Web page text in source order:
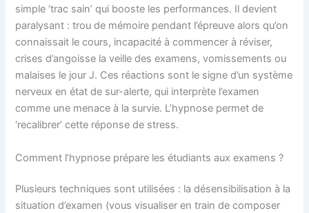
simple ‘trac sain’ qui booste les performances. Il devient
paralysant : trou de mémoire pendant l’épreuve alors qu’on
connaissait le cours, incapacité à commencer à réviser,
crises d’angoisse la veille des examens, vomissements ou
malaises le jour J. Ces réactions sont le signe d’un système
nerveux en état de sur-alerte, qui interprète l’examen
comme une menace à la survie. L’hypnose permet de
‘recalibrer’ cette réponse de stress.
Comment l’hypnose prépare les étudiants aux examens ?
Plusieurs techniques sont utilisées : la désensibilisation à la
situation d’examen (vous visualiser en train de composer